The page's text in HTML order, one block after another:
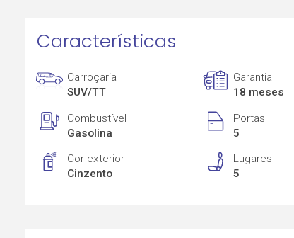
Características
Carroçaria
SUV/TT
Garantia
18 meses
Combustível
Gasolina
Portas
5
Cor exterior
Cinzento
Lugares
5